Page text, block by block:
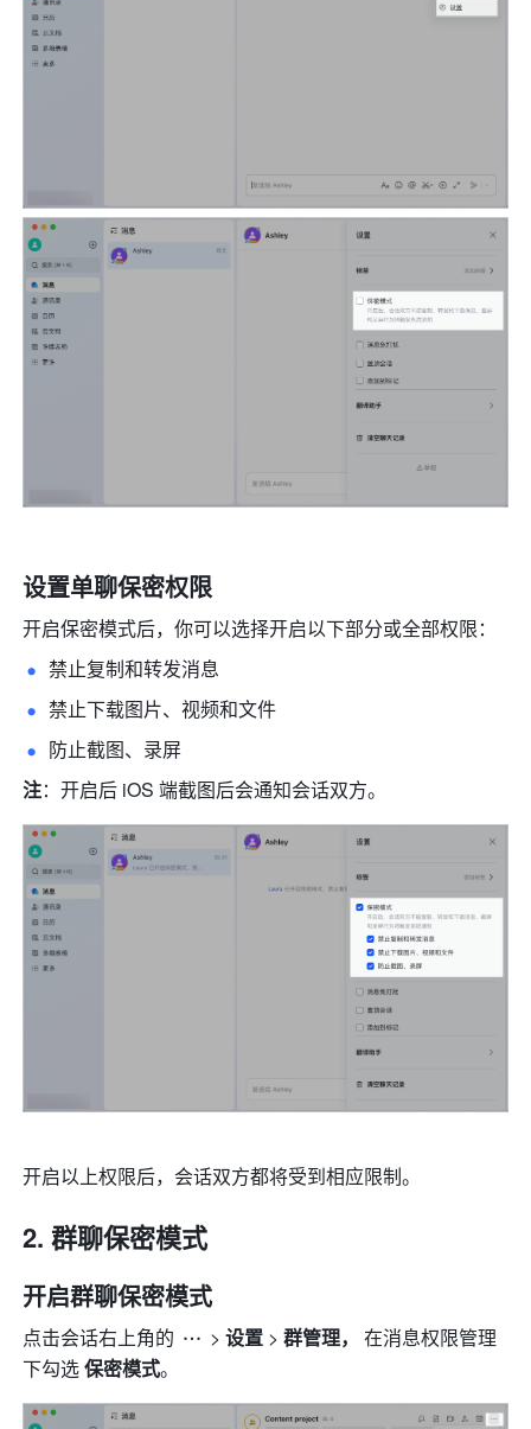
设置单聊保密权限
开启保密模式后，你可以选择开启以下部分或全部权限：
禁止复制和转发消息
禁止下载图片、视频和文件
防止截图、录屏
注：开启后 iOS 端截图后会通知会话双方。
开启以上权限后，会话双方都将受到相应限制。
群聊保密模式
开启群聊保密模式
点击会话右上角的 > 设置 > 群管理， 在消息权限管理
下勾选 保密模式。